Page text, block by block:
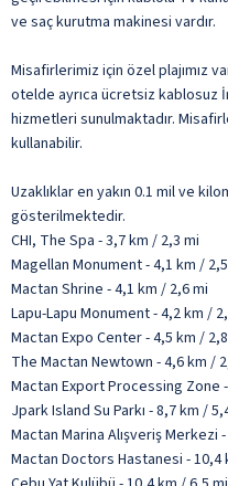
ve saç kurutma makinesi vardır.
Misafirlerimiz için özel plajımız
otelde ayrıca ücretsiz kablosuz
hizmetleri sunulmaktadır.
kullanabilir.
Uzaklıklar en yakın 0.1 mil ve
gösterilmektedir.
CHI, The Spa - 3,7 km / 2,3 mi
Magellan Monument - 4,1 km /
Mactan Shrine - 4,1 km / 2,6 mi
Lapu-Lapu Monument - 4,2 km /
Mactan Expo Center - 4,5 km /
The Mactan Newtown - 4,6 km /
Mactan Export Processing Zone
Jpark Island Su Parkı - 8,7 km /
Mactan Marina Alışveriş Merkezi
Mactan Doctors Hastanesi - 10,4